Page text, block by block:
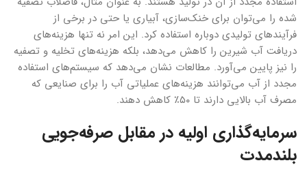
شده را می‌توان برای خنک‌سازی، آبیاری یا حتی در برخی از
فرآیندهای تولیدی دوباره استفاده کرد. این امر نه تنها هزینه‌های
دریافت آب شیرین را کاهش می‌دهد، بلکه هزینه‌های تخلیه و تصفیه
را نیز پایین می‌آورد. مطالعات نشان می‌دهد که سیستم‌های استفاده
مجدد از آب می‌توانند هزینه‌های عملیاتی آب را برای صنایعی که
مصرف آب بالایی دارند تا ۵۰٪ کاهش دهند.
سرمایه‌گذاری اولیه در مقابل صرفه‌جویی
بلندمدت